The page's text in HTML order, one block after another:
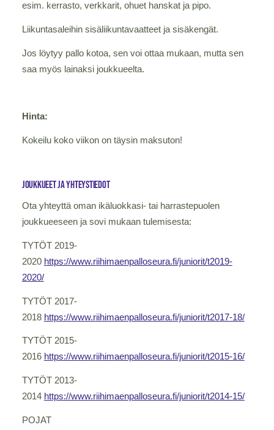
esim. kerrasto, verkkarit, ohuet hanskat ja pipo.
Liikuntasaleihin sisäliikuntavaatteet ja sisäkengät.
Jos löytyy pallo kotoa, sen voi ottaa mukaan, mutta sen
saa myös lainaksi joukkueelta.
Hinta:
Kokeilu koko viikon on täysin maksuton!
Joukkueet ja yhteystiedot
Ota yhteyttä oman ikäluokkasi- tai harrastepuolen
joukkueeseen ja sovi mukaan tulemisesta:
TYTÖT 2019-
2020 https://www.riihimaenpalloseura.fi/juniorit/t2019-
2020/
TYTÖT 2017-
2018 https://www.riihimaenpalloseura.fi/juniorit/t2017-18/
TYTÖT 2015-
2016 https://www.riihimaenpalloseura.fi/juniorit/t2015-16/
TYTÖT 2013-
2014 https://www.riihimaenpalloseura.fi/juniorit/t2014-15/
POJAT